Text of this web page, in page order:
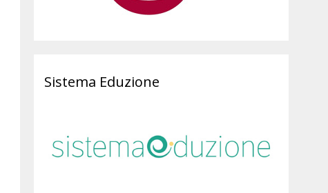
Sistema Eduzione